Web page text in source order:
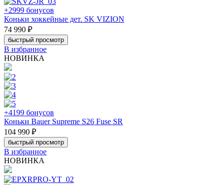
+2999 бонусов
Коньки хоккейные дет. SK VIZION
74 990 ₽
быстрый просмотр
В избранное
НОВИНКА
+4199 бонусов
Коньки Bauer Supreme S26 Fuse SR
104 990 ₽
быстрый просмотр
В избранное
НОВИНКА